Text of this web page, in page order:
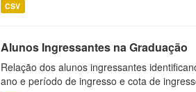
CSV
Alunos Ingressantes na Graduação
Relação dos alunos ingressantes
ano e período de ingresso e cota de